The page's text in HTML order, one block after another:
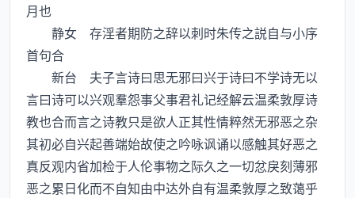
月也
静女 存淫者期防之辞以刺时朱传之説自与小序
首句合
新台 夫子言诗曰思无邪曰兴于诗曰不学诗无以
言曰诗可以兴观羣怨事父事君礼记经解云温柔敦厚诗
教也合而言之诗教只是欲人正其性情粹然无邪恶之杂
其初必自兴起善端始故使之吟咏讽诵以感触其好恶之
真反观内省加检于人伦事物之际久之一切忿戾刻薄邪
恶之累日化而不自知由中达外自有温柔敦厚之致蔼乎